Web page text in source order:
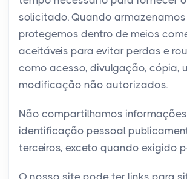
solicitado. Quando
protegemos dentro de meios
aceitáveis ​​para evitar perdas e
como acesso, divulgação, cópia,
modificação não autorizados.
Não compartilhamos
identificação pessoal
terceiros, exceto quando exigido
O nosso site pode ter links para